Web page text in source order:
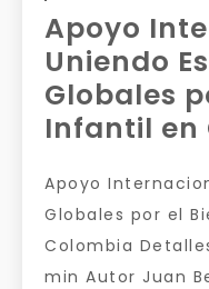
Apoyo
Uniendo
Globales
Infantil en
Apoyo
Globales por el
Colombia
min Autor Juan